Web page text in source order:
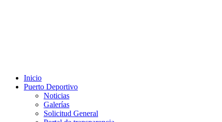
Inicio
Puerto Deportivo
Noticias
Galerías
Solicitud General